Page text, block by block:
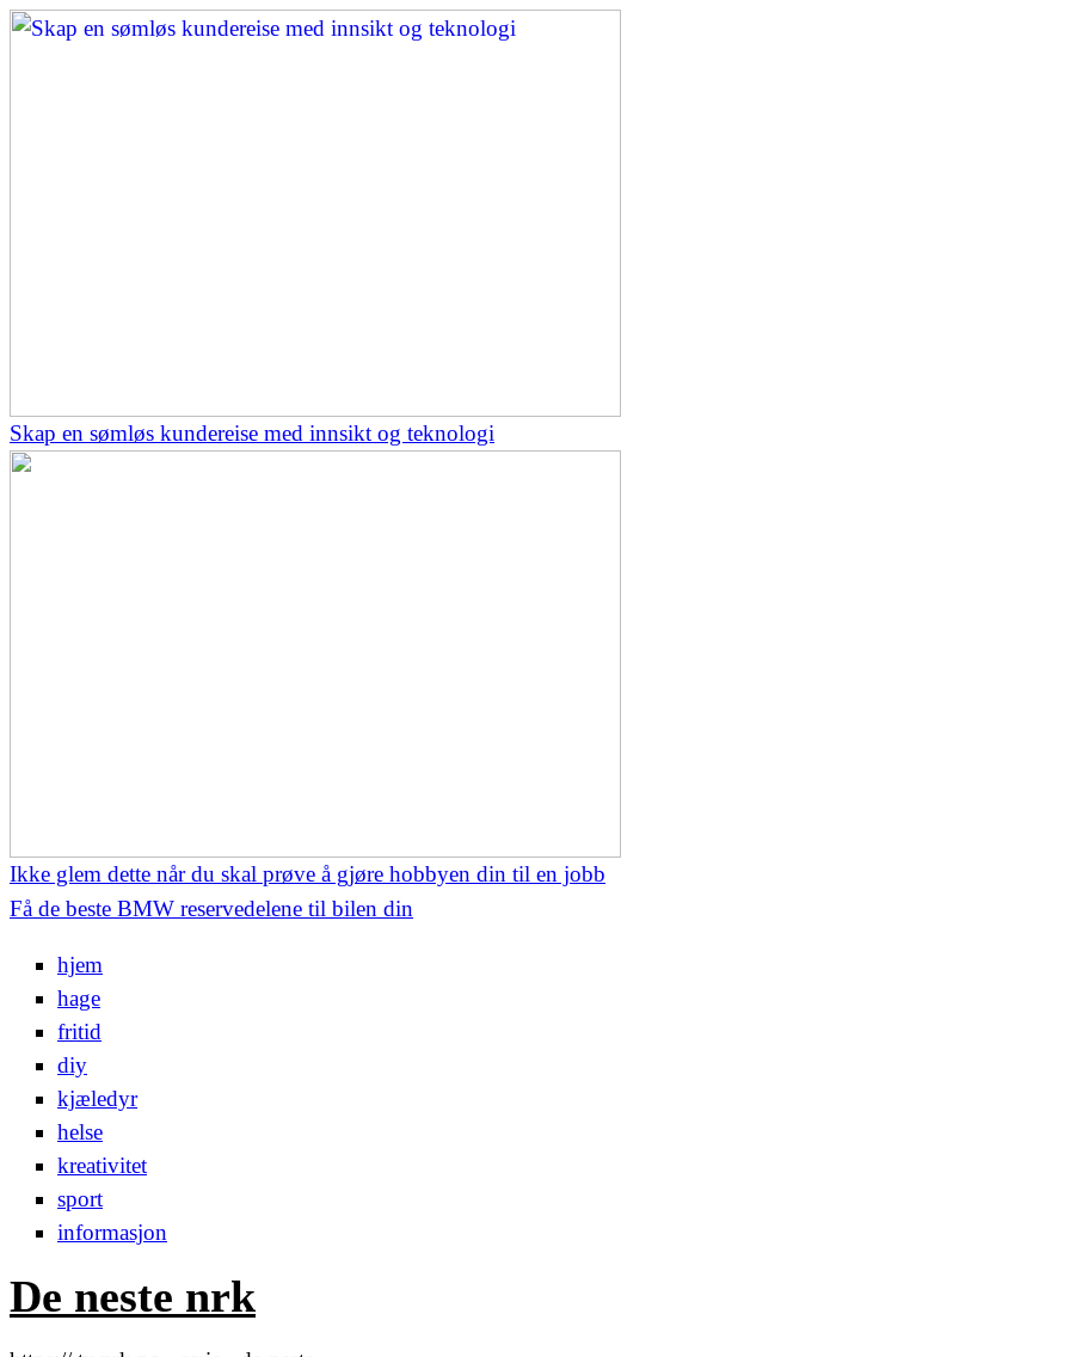
Skap en sømløs kundereise med innsikt og teknologi
Ikke glem dette når du skal prøve å gjøre hobbyen din til en jobb
Få de beste BMW reservedelene til bilen din
hjem
hage
fritid
diy
kjæledyr
helse
kreativitet
sport
informasjon
De neste nrk